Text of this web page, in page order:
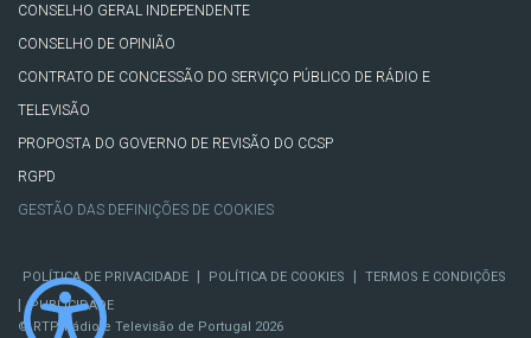
CONSELHO GERAL INDEPENDENTE
CONSELHO DE OPINIÃO
CONTRATO DE CONCESSÃO DO SERVIÇO PÚBLICO DE RÁDIO E
TELEVISÃO
PROPOSTA DO GOVERNO DE REVISÃO DO CCSP
RGPD
GESTÃO DAS DEFINIÇÕES DE COOKIES
POLÍTICA DE PRIVACIDADE | POLÍTICA DE COOKIES | TERMOS E CONDIÇÕES
|
PUBLICIDADE
© RTP, Rádio e Televisão de Portugal 2026